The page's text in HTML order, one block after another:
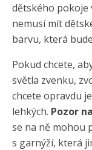
dětského pokoje
nemusí mít
barvu, která
Pokud chcete,
světla zvenku,
chcete opravdu
lehkých. Pozor
se na ně mohou
s garnýží, která